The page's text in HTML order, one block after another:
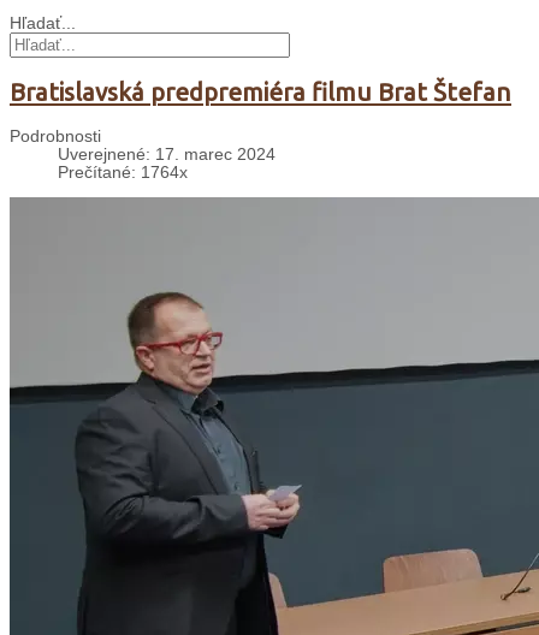
Hľadať...
Bratislavská predpremiéra filmu Brat Štefan
Podrobnosti
Uverejnené: 17. marec 2024
Prečítané: 1764x